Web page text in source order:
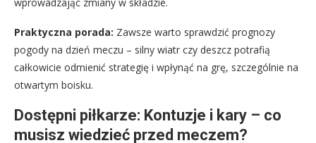
Praktyczna porada: Zawsze warto sprawdzić prognozy
pogody na dzień meczu – silny wiatr czy deszcz potrafią
całkowicie odmienić strategię i wpłynąć na grę, szczególnie na
otwartym boisku.
Dostępni piłkarze: Kontuzje i kary – co
musisz wiedzieć przed meczem?